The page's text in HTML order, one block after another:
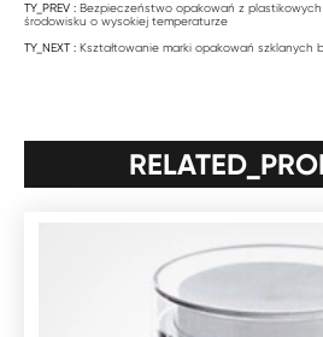
TY_PREV : Bezpieczeństwo opakowań z
środowisku o wysokiej temperaturze
TY_NEXT : Kształtowanie marki opakowań szklanych